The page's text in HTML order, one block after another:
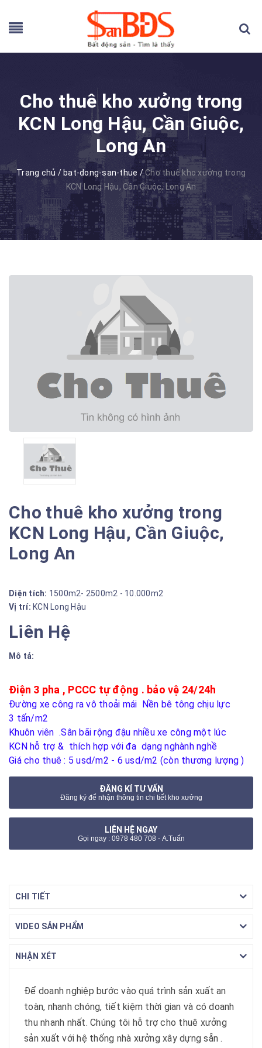
Cho thuê kho xưởng trong
KCN Long Hậu, Cần Giuộc,
Long An
Trang chủ / bat-dong-san-thue /Cho thuê kho xưởng trong
KCN Long Hậu, Cần Giuộc, Long An
Cho thuê kho xưởng trong
KCN Long Hậu, Cần Giuộc,
Long An
Diện tích: 1500m2- 2500m2 - 10.000m2
Vị trí: KCN Long Hậu
Liên Hệ
Mô tả:
Điện 3 pha , PCCC tự động . bảo vệ 24/24h
Đường xe công ra vô thoải mái
Nền bê tông chịu lực
3 tấn/m2
Khuôn viên .Sân bãi rộng đậu nhiều xe công một lúc
KCN hỗ trợ & thích hợp với đa dạng nghành nghề
Giá cho thuê : 5 usd/m2 - 6 usd/m2 (còn thương lượng )
ĐĂNG KÍ TƯ VẤN
Đăng ký để nhận thông tin chi tiết kho xưởng
LIÊN HỆ NGAY
Gọi ngay : 0978 480 708 - A.Tuấn
CHI TIẾT
VIDEO SẢN PHẨM
NHẬN XÉT
Để doanh nghiệp bước vào quá trình sản xuất an
toàn, nhanh chóng, tiết kiệm thời gian và có doanh
thu nhanh nhất. Chúng tôi hỗ trợ cho thuê xưởng
sản xuất với hệ thống nhà xưởng xây dựng sẵn .